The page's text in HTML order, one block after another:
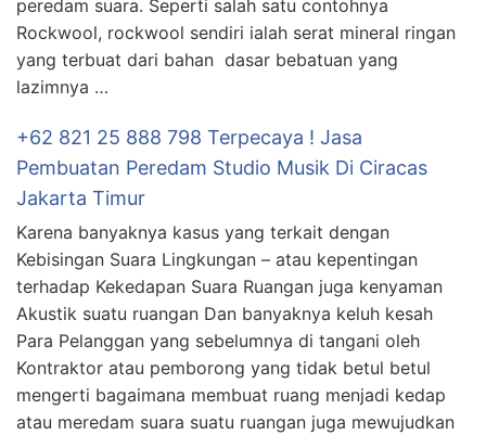
peredam suara. Seperti salah satu contohnya
Rockwool, rockwool sendiri ialah serat mineral ringan
yang terbuat dari bahan dasar bebatuan yang
lazimnya …
+62 821 25 888 798 Terpecaya ! Jasa
Pembuatan Peredam Studio Musik Di Ciracas
Jakarta Timur
Karena banyaknya kasus yang terkait dengan
Kebisingan Suara Lingkungan – atau kepentingan
terhadap Kekedapan Suara Ruangan juga kenyaman
Akustik suatu ruangan Dan banyaknya keluh kesah
Para Pelanggan yang sebelumnya di tangani oleh
Kontraktor atau pemborong yang tidak betul betul
mengerti bagaimana membuat ruang menjadi kedap
atau meredam suara suatu ruangan juga mewujudkan